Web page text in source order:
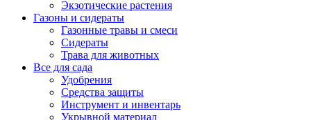
Экзотические растения
Газоны и сидераты
Газонные травы и смеси
Сидераты
Трава для животных
Все для сада
Удобрения
Средства защиты
Инструмент и инвентарь
Укрывной материал